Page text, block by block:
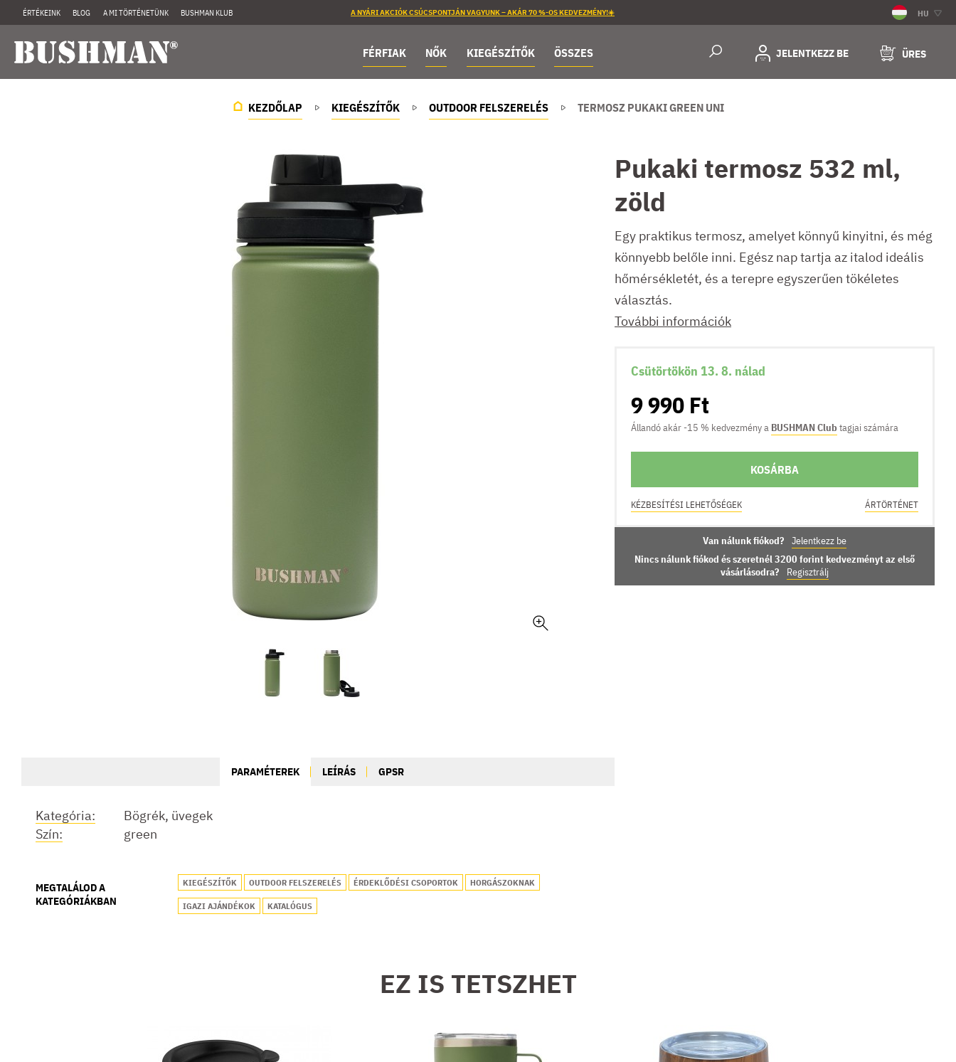
ÉRTÉKEINK BLOG A MI TÖRTÉNETÜNK BUSHMAN KLUB A NYÁRI AKCIÓK CSÚCSPONTJÁN VAGYUNK – AKÁR 70 %-OS KEDVEZMÉNY!☀️ HU
FÉRFIAK NŐK KIEGÉSZÍTŐK ÖSSZES JELENTKEZZ BE ÜRES
KEZDŐLAP KIEGÉSZÍTŐK OUTDOOR FELSZERELÉS TERMOSZ PUKAKI GREEN UNI
Pukaki termosz 532 ml,
zöld
Egy praktikus termosz, amelyet könnyű kinyitni, és még
könnyebb belőle inni. Egész nap tartja az italod ideális
hőmérsékletét, és a terepre egyszerűen tökéletes
választás.
További információk
Csütörtökön 13. 8. nálad
9 990 Ft
Állandó akár -15 % kedvezmény a BUSHMAN Clubtagjai számára
KOSÁRBA
KÉZBESÍTÉSI LEHETŐSÉGEK ÁRTÖRTÉNET
Van nálunk fiókod?
Jelentkezz be
Nincs nálunk fiókod és szeretnél 3200 forint kedvezményt az első
vásárlásodra?
Regisztrálj
PARAMÉTEREK LEÍRÁS GPSR
Kategória:
Bögrék, üvegek
Szín:
green
MEGTALÁLOD A
KATEGÓRIÁKBAN
KIEGÉSZÍTŐK OUTDOOR FELSZERELÉS ÉRDEKLŐDÉSI CSOPORTOK HORGÁSZOKNAK
IGAZI AJÁNDÉKOK KATALÓGUS
EZ IS TETSZHET